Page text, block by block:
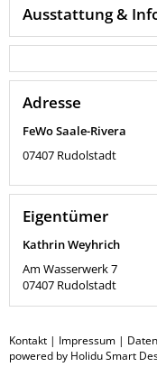
Ausstattung &
Adresse
FeWo Saale-Rivera
07407 Rudolstadt
Eigentümer
Kathrin Weyhrich
Am Wasserwerk 7
07407 Rudolstadt
Kontakt | Impressum |
powered by Holidu Smart